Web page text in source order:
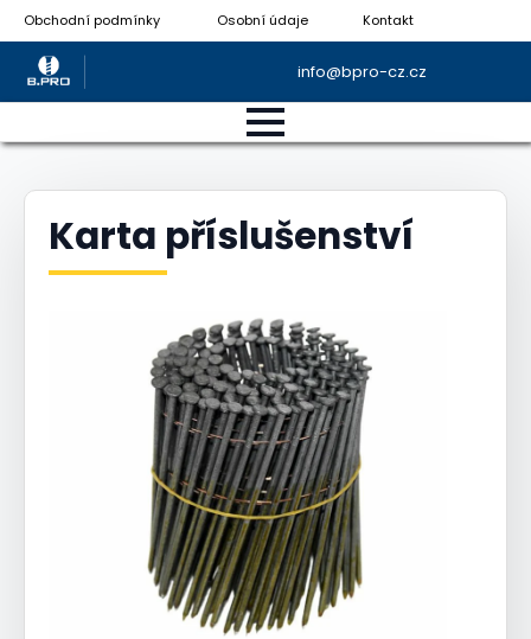
Obchodní podmínky Osobní údaje Kontakt
info@bpro-cz.cz
Karta příslušenství